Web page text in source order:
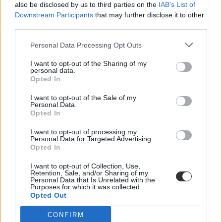
also be disclosed by us to third parties on the IAB’s List of
Downstream Participants that may further disclose it to other
Personal Data Processing Opt Outs
I want to opt-out of the Sharing of my
personal data.
Opted In
I want to opt-out of the Sale of my
Personal Data.
Opted In
I want to opt-out of processing my
Personal Data for Targeted Advertising.
Opted In
I want to opt-out of Collection, Use,
Retention, Sale, and/or Sharing of my
Personal Data that Is Unrelated with the
Purposes for which it was collected.
Opted Out
CONFIRM
Károli Gáspár Református Egyetem
belföld
Ráday Kollégium
Ráday Kllégium tűzvész